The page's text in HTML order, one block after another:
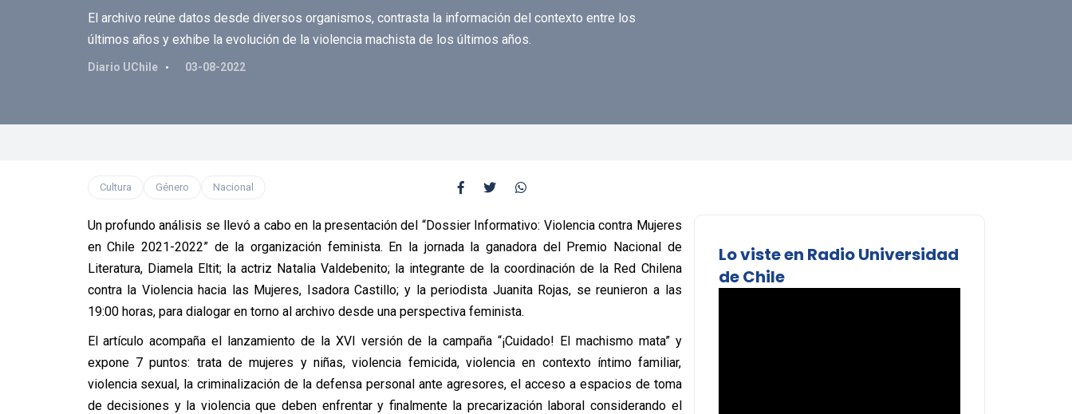
El archivo reúne datos desde diversos organismos, contrasta la información del contexto entre los
últimos años y exhibe la evolución de la violencia machista de los últimos años.
Diario UChile 03-08-2022
Cultura Género Nacional
Un profundo análisis se llevó a cabo en la presentación del “Dossier Informativo: Violencia contra Mujeres
en Chile 2021-2022” de la organización feminista. En la jornada la ganadora del Premio Nacional de
Literatura, Diamela Eltit; la actriz Natalia Valdebenito; la integrante de la coordinación de la Red Chilena
contra la Violencia hacia las Mujeres, Isadora Castillo; y la periodista Juanita Rojas, se reunieron a las
19:00 horas, para dialogar en torno al archivo desde una perspectiva feminista.
El artículo acompaña el lanzamiento de la XVI versión de la campaña “¡Cuidado! El machismo mata” y
expone 7 puntos: trata de mujeres y niñas, violencia femicida, violencia en contexto íntimo familiar,
violencia sexual, la criminalización de la defensa personal ante agresores, el acceso a espacios de toma
de decisiones y la violencia que deben enfrentar y finalmente la precarización laboral considerando el
Lo viste en Radio Universidad
de Chile